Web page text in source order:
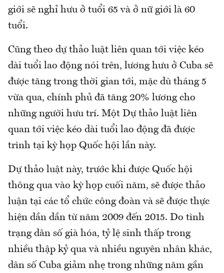
giới sẽ nghỉ hưu ở tuổi 65 và ở nữ giới là 60
tuổi.
Cũng theo dự thảo luật liên quan tới việc kéo
dài tuổi lao động nói trên, lương hưu ở Cuba sẽ
được tăng trong thời gian tới, mặc dù tháng 5
vừa qua, chính phủ đã tăng 20% lương cho
những người hưu trí. Một Dự thảo luật liên
quan tới việc kéo dài tuổi lao động đã được
trình tại kỳ họp Quốc hội lần này.
Dự thảo luật này, trước khi được Quốc hội
thông qua vào kỳ họp cuối năm, sẽ được thảo
luận tại các tổ chức công đoàn và sẽ được thực
hiện dần dần từ năm 2009 đến 2015. Do tình
trạng dân số già hóa, tỷ lệ sinh thấp trong
nhiều thập kỷ qua và nhiều nguyên nhân khác,
dân số Cuba giảm nhẹ trong những năm gần